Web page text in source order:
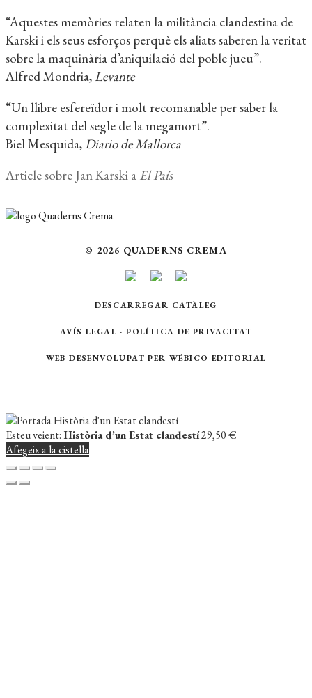
“Aquestes memòries relaten la militància clandestina de
Karski i els seus esforços perquè els aliats saberen la veritat
sobre la maquinària d’aniquilació del poble jueu”.
Alfred Mondria,Levante
“Un llibre esfereïdor i molt recomanable per saber la
complexitat del segle de la megamort”.
Biel Mesquida,Diario de Mallorca
Article sobre Jan Karski a El País
© 2026 QUADERNS CREMA
DESCARREGAR CATÀLEG
AVÍS LEGAL ·POLÍTICA DE PRIVACITAT
WEB DESENVOLUPAT PER WÉBICO EDITORIAL
Esteu veient:Història d’un Estat clandestí29,50€
Afegeix a la cistella